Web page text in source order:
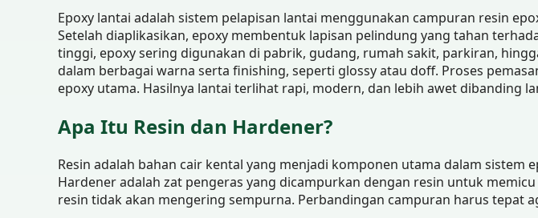
Epoxy lantai adalah sistem pelapisan lantai menggunakan campuran resin
Setelah diaplikasikan, epoxy membentuk lapisan pelindung yang tahan
tinggi, epoxy sering digunakan di pabrik, gudang, rumah sakit, parkiran,
dalam berbagai warna serta finishing, seperti glossy atau doff. Proses
epoxy utama. Hasilnya lantai terlihat rapi, modern, dan lebih awet dibanding
Apa Itu Resin dan Hardener?
Resin adalah bahan cair kental yang menjadi komponen utama dalam
Hardener adalah zat pengeras yang dicampurkan dengan resin untuk
resin tidak akan mengering sempurna. Perbandingan campuran harus tepat